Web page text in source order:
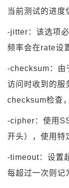
当前测试的进度
-jitter：该选项
频率会在rate设
-checksum：由
访问时收到的服
checksum检查
-cipher：使用
开头），使用特
-timeout：设置
每超过一次则记